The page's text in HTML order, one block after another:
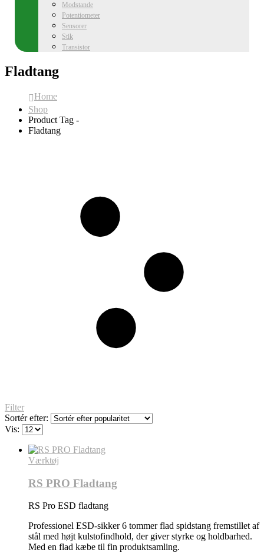
Modstande
Potentiometer
Sensorer
Stik
Transistor
Fladtang
Home
Shop
Product Tag -
Fladtang
Filter
Sortér efter:
Vis:
Værktøj
RS PRO Fladtang
RS Pro ESD fladtang
Professionel ESD-sikker 6 tommer flad spidstang fremstillet af
stål med højt kulstofindhold, der giver styrke og holdbarhed.
Med en flad kæbe til fin produktsamling.